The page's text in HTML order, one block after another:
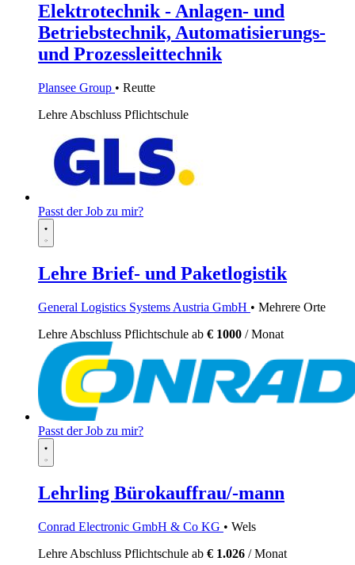
Elektrotechnik - Anlagen- und
Betriebstechnik, Automatisierungs-
und Prozessleittechnik
Plansee Group • Reutte
Lehre Abschluss Pflichtschule
Passt der Job zu mir?
Lehre Brief- und Paketlogistik
General Logistics Systems Austria GmbH • Mehrere Orte
Lehre Abschluss Pflichtschule ab € 1000 / Monat
Passt der Job zu mir?
Lehrling Bürokauffrau/-mann
Conrad Electronic GmbH & Co KG • Wels
Lehre Abschluss Pflichtschule ab € 1.026 / Monat